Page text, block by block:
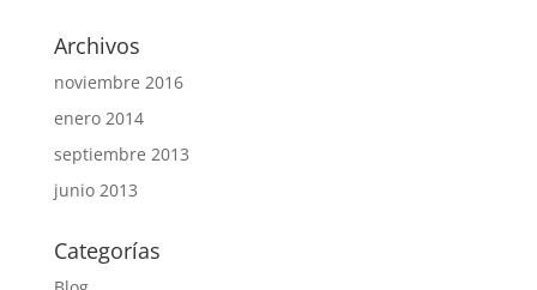
Archivos
noviembre 2016
enero 2014
septiembre 2013
junio 2013
Categorías